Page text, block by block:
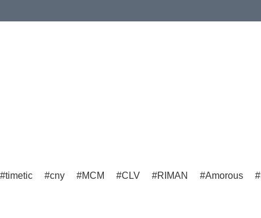
timetic cny MCM CLV RIMAN Amorous